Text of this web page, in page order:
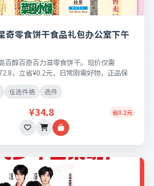
奇零食饼干食品礼包办公室下午
百醇百奇百力滋零食饼干。现价仅需
，立省¥0.2元，日常刚需好物，正品保
任选件格 选件
¥34.8 省0.2元